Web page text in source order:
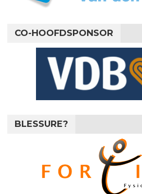
CO-HOOFDSPONSOR
BLESSURE?